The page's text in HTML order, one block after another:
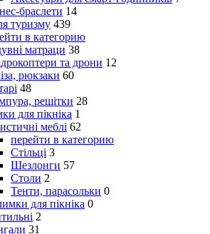
браслети 14
туризму 439
в категорию
матраци 38
та дрони 12
рюкзаки 60
48
решітки 28
для пікніка 1
меблі 62
перейти в категорию
Стільці 3
Шезлонги 57
Столи 2
Тенти, парасольки 0
для пікніка 0
2
31